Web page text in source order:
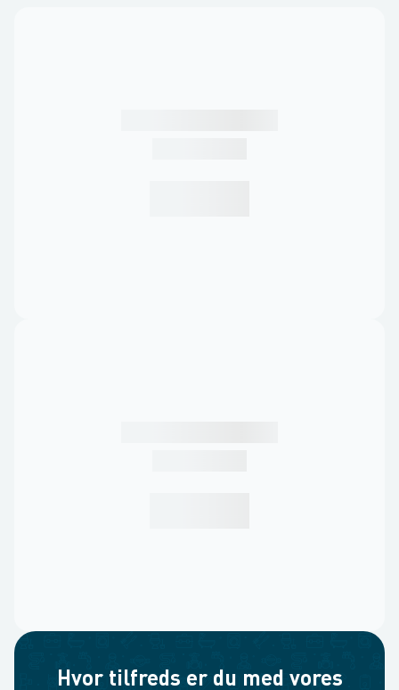
Hvor tilfreds er du med vores